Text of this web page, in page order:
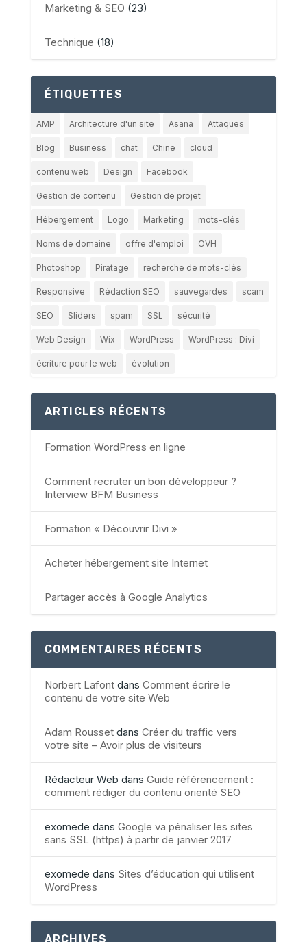
Marketing & SEO (23)
Technique (18)
ÉTIQUETTES
AMP Architecture d'un site Asana Attaques
Blog Business chat Chine cloud
contenu web Design Facebook
Gestion de contenu Gestion de projet
Hébergement Logo Marketing mots-clés
Noms de domaine offre d'emploi OVH
Photoshop Piratage recherche de mots-clés
Responsive Rédaction SEO sauvegardes scam
SEO Sliders spam SSL sécurité
Web Design Wix WordPress WordPress : Divi
écriture pour le web évolution
ARTICLES RÉCENTS
Formation WordPress en ligne
Comment recruter un bon développeur ?
Interview BFM Business
Formation « Découvrir Divi »
Acheter hébergement site Internet
Partager accès à Google Analytics
COMMENTAIRES RÉCENTS
Norbert Lafontdans Comment écrire le
contenu de votre site Web
Adam Roussetdans Créer du traffic vers
votre site – Avoir plus de visiteurs
Rédacteur Web dans Guide référencement :
comment rédiger du contenu orienté SEO
exomede dans Google va pénaliser les sites
sans SSL (https) à partir de janvier 2017
exomede dans Sites d’éducation qui utilisent
WordPress
ARCHIVES